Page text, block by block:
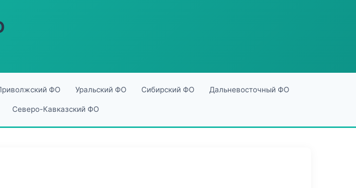
ФО Уральский ФО Сибирский ФО Дальневосточный ФО
Северо-Кавказский ФО